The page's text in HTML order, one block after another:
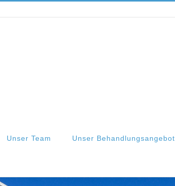
Unser Team Unser Behandlungsangebot